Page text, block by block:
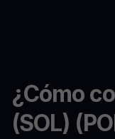
¿Cómo
(SOL)